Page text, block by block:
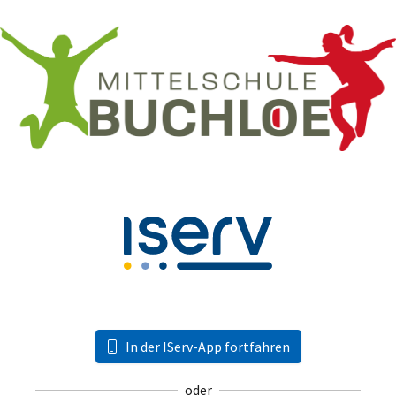
In der IServ-App fortfahren
oder